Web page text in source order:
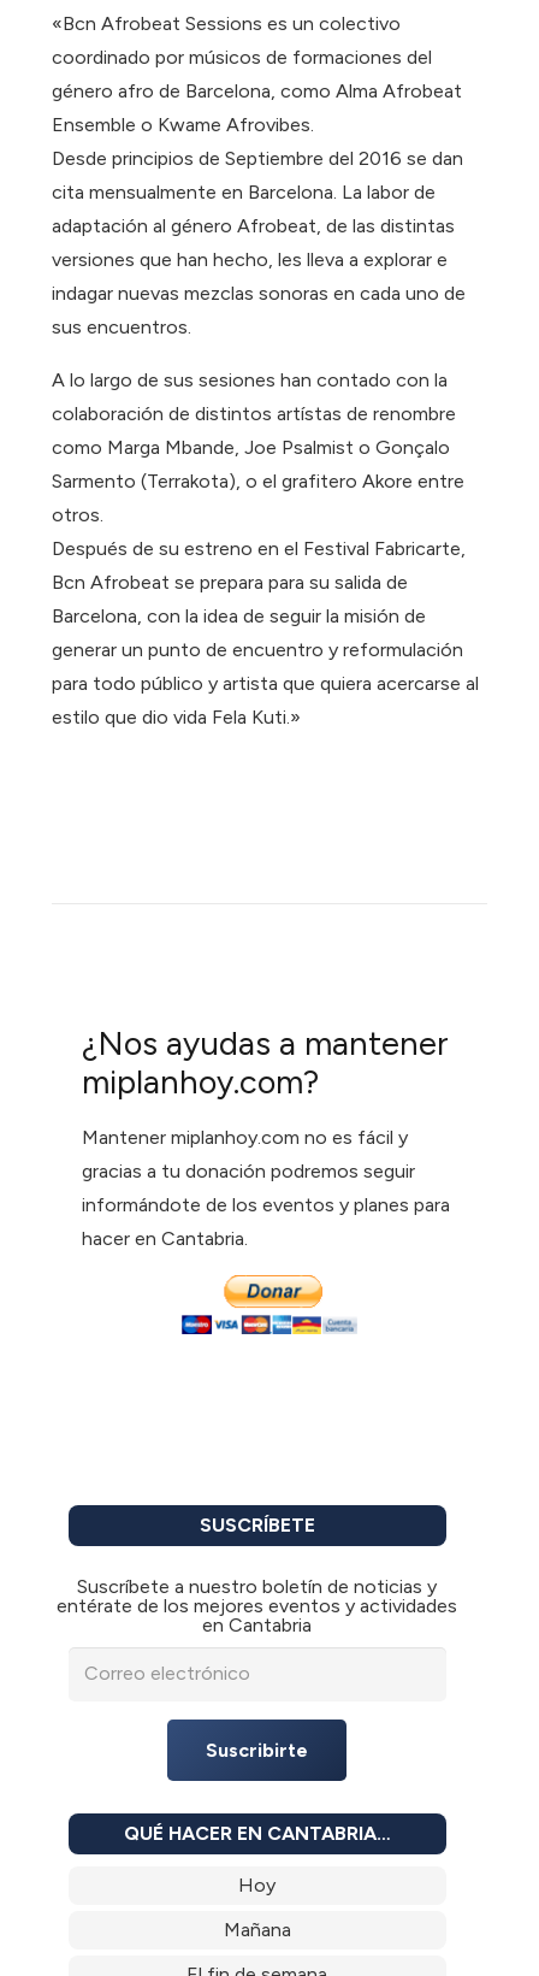
«Bcn Afrobeat Sessions es un colectivo
coordinado por músicos de formaciones del
género afro de Barcelona, como Alma Afrobeat
Ensemble o Kwame Afrovibes.
Desde principios de Septiembre del 2016 se dan
cita mensualmente en Barcelona. La labor de
adaptación al género Afrobeat, de las distintas
versiones que han hecho, les lleva a explorar e
indagar nuevas mezclas sonoras en cada uno de
sus encuentros.
A lo largo de sus sesiones han contado con la
colaboración de distintos artístas de renombre
como Marga Mbande, Joe Psalmist o Gonçalo
Sarmento (Terrakota), o el grafitero Akore entre
otros.
Después de su estreno en el Festival Fabricarte,
Bcn Afrobeat se prepara para su salida de
Barcelona, con la idea de seguir la misión de
generar un punto de encuentro y reformulación
para todo público y artista que quiera acercarse al
estilo que dio vida Fela Kuti.»
¿Nos ayudas a mantener
miplanhoy.com?
Mantener miplanhoy.com no es fácil y
gracias a tu donación podremos seguir
informándote de los eventos y planes para
hacer en Cantabria.
SUSCRÍBETE
Suscríbete a nuestro boletín de noticias y
entérate de los mejores eventos y actividades
en Cantabria
Suscribirte
QUÉ HACER EN CANTABRIA…
Hoy
Mañana